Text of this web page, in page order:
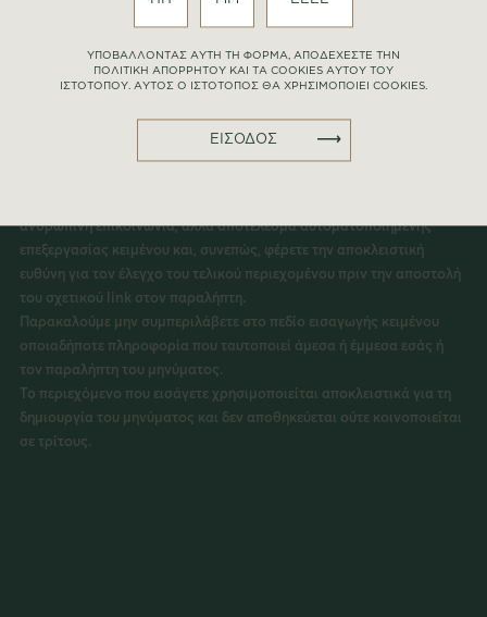
YΠΟΒΑΛΛΟΝΤΑΣ ΑΥΤΗ ΤΗ ΦΟΡΜΑ, ΑΠΟΔΕΧΕΣΤΕ ΤΗΝ
ΠΟΛΙΤΙΚΗ ΑΠΟΡΡΗΤΟΥ ΚΑΙ ΤΑ COOKIES ΑΥΤΟΥ ΤΟΥ
ΙΣΤΟΤΟΠΟΥ. ΑΥΤΟΣ Ο ΙΣΤΟΤΟΠΟΣ ΘΑ ΧΡΗΣΙΜΟΠΟΙΕΙ COOKIES.
ΕΙΣΟΔΟΣ
ανθρώπινη επικοινωνία, αλλά αποτέλεσμα αυτοματοποιημένης
επεξεργασίας κειμένου και, συνεπώς, φέρετε την αποκλειστική
ευθύνη για τον έλεγχο του τελικού περιεχομένου πριν την αποστολή
του σχετικού link στον παραλήπτη.
Παρακαλούμε μην συμπεριλάβετε στο πεδίο εισαγωγής κειμένου
οποιαδήποτε πληροφορία που ταυτοποιεί άμεσα ή έμμεσα εσάς ή
τον παραλήπτη του μηνύματος.
Το περιεχόμενο που εισάγετε χρησιμοποιείται αποκλειστικά για τη
δημιουργία του μηνύματος και δεν αποθηκεύεται ούτε κοινοποιείται
σε τρίτους.